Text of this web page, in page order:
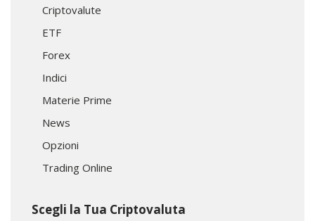
Criptovalute
ETF
Forex
Indici
Materie Prime
News
Opzioni
Trading Online
Scegli la Tua Criptovaluta